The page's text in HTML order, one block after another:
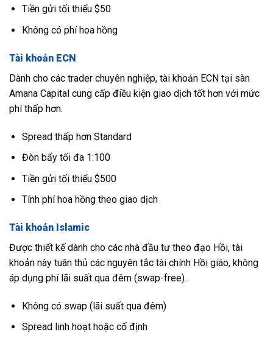
Tiền gửi tối thiểu $50
Không có phí hoa hồng
Tài khoản ECN
Dành cho các trader chuyên nghiệp, tài khoản ECN tại sàn
Amana Capital cung cấp điều kiện giao dịch tốt hơn với mức
phí thấp hơn.
Spread thấp hơn Standard
Đòn bẩy tối đa 1:100
Tiền gửi tối thiểu $500
Tính phí hoa hồng theo giao dịch
Tài khoản Islamic
Được thiết kế dành cho các nhà đầu tư theo đạo Hồi, tài
khoản này tuân thủ các nguyên tắc tài chính Hồi giáo, không
áp dụng phí lãi suất qua đêm (swap-free).
Không có swap (lãi suất qua đêm)
Spread linh hoạt hoặc cố định